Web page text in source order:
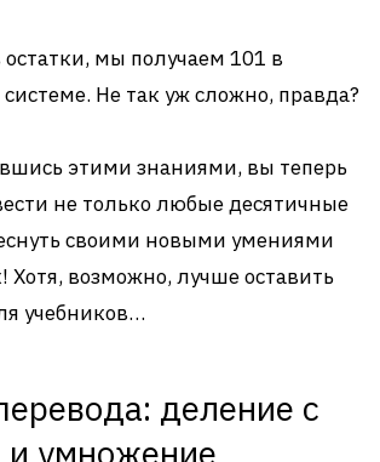
остатки, мы получаем 101 в
Не так уж сложно, правда?
этими знаниями, вы теперь
не только любые десятичные
своими новыми умениями
Хотя, возможно, лучше оставить
учебников…
деление с
и умножение